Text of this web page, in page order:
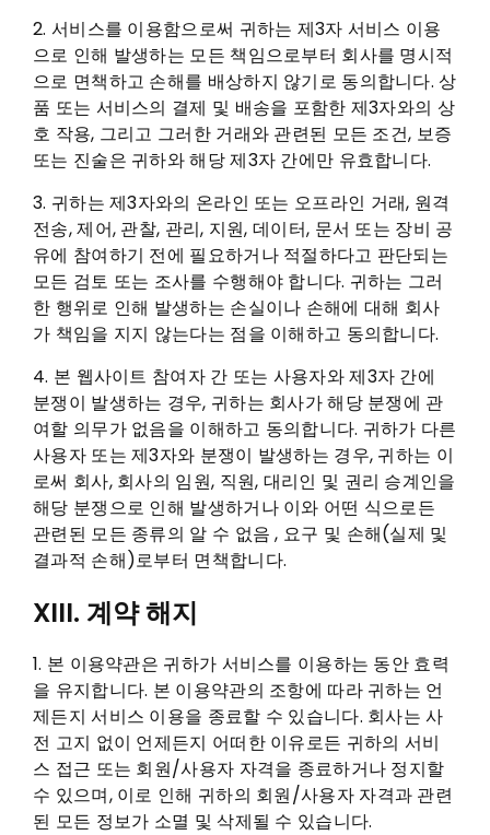
2. 서비스를 이용함으로써 귀하는 제3자 서비스 이용
으로 인해 발생하는 모든 책임으로부터 회사를 명시적
으로 면책하고 손해를 배상하지 않기로 동의합니다. 상
품 또는 서비스의 결제 및 배송을 포함한 제3자와의 상
호 작용, 그리고 그러한 거래와 관련된 모든 조건, 보증
또는 진술은 귀하와 해당 제3자 간에만 유효합니다.
3. 귀하는 제3자와의 온라인 또는 오프라인 거래, 원격
전송, 제어, 관찰, 관리, 지원, 데이터, 문서 또는 장비 공
유에 참여하기 전에 필요하거나 적절하다고 판단되는
모든 검토 또는 조사를 수행해야 합니다. 귀하는 그러
한 행위로 인해 발생하는 손실이나 손해에 대해 회사
가 책임을 지지 않는다는 점을 이해하고 동의합니다.
4. 본 웹사이트 참여자 간 또는 사용자와 제3자 간에
분쟁이 발생하는 경우, 귀하는 회사가 해당 분쟁에 관
여할 의무가 없음을 이해하고 동의합니다. 귀하가 다른
사용자 또는 제3자와 분쟁이 발생하는 경우, 귀하는 이
로써 회사, 회사의 임원, 직원, 대리인 및 권리 승계인을
해당 분쟁으로 인해 발생하거나 이와 어떤 식으로든
관련된 모든 종류의 알 수 없음 , 요구 및 손해(실제 및
결과적 손해)로부터 면책합니다.
XIII. 계약 해지
1. 본 이용약관은 귀하가 서비스를 이용하는 동안 효력
을 유지합니다. 본 이용약관의 조항에 따라 귀하는 언
제든지 서비스 이용을 종료할 수 있습니다. 회사는 사
전 고지 없이 언제든지 어떠한 이유로든 귀하의 서비
스 접근 또는 회원/사용자 자격을 종료하거나 정지할
수 있으며, 이로 인해 귀하의 회원/사용자 자격과 관련
된 모든 정보가 소멸 및 삭제될 수 있습니다.